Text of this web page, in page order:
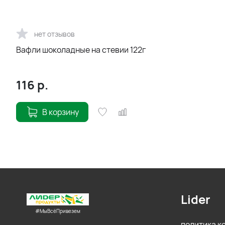
нет отзывов
Вафли шоколадные на стевии 122г
116 р.
В корзину
#МыВсёПривезем
Lider